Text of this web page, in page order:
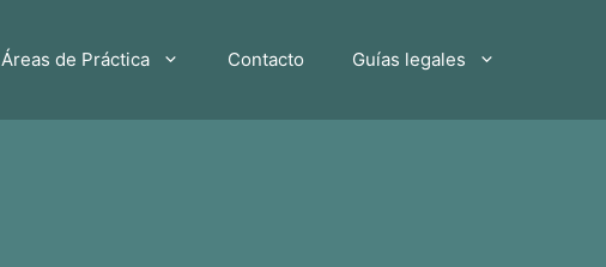
Áreas de Práctica Contacto Guías legales